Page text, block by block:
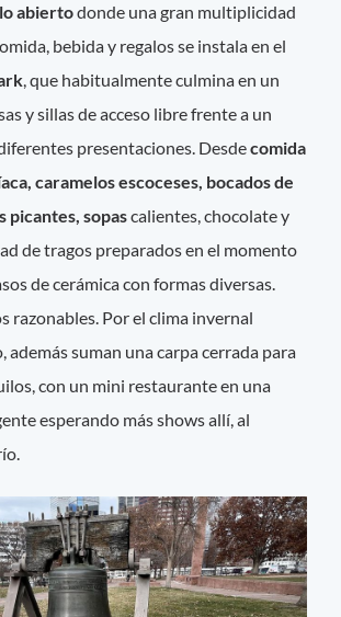
abiertodonde una gran multiplicidad
bebida y regalos se instala en el
, que habitualmente culmina en un
y sillas de acceso libre frente a un
presentaciones. Desdecomida
caramelos escoceses, bocados de
picantes, sopascalientes, chocolate y
de tragos preparados en el momento
de cerámica con formas diversas.
razonables. Por el clima invernal
además suman una carpa cerrada para
con un mini restaurante en una
esperando más shows allí, al